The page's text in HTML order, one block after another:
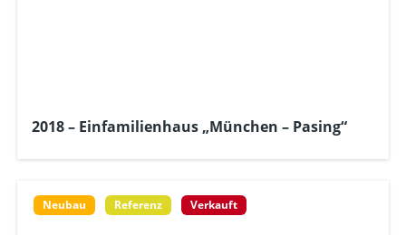
2018 – Einfamilienhaus „München – Pasing“
Neubau Referenz Verkauft